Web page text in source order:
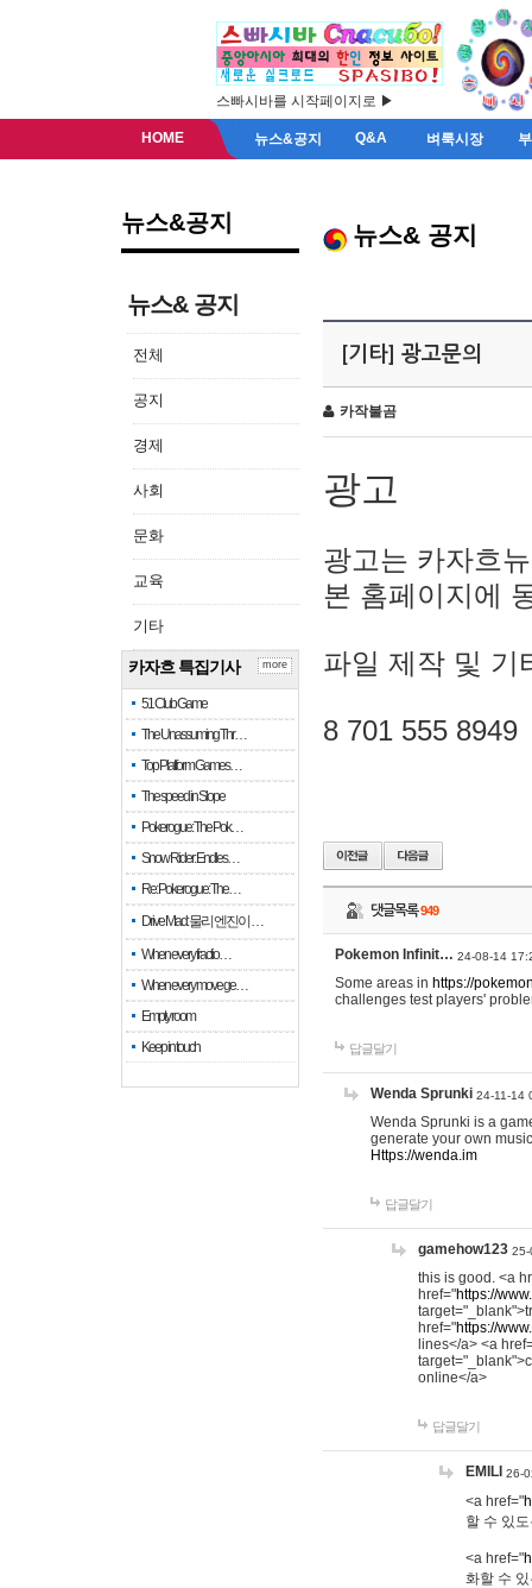
스빠시바를 시작페이지로 ▶
HOME 뉴스&공지 Q&A 벼룩시장
뉴스&공지
뉴스& 공지
전체
공지
경제
사회
문화
교육
기타
카자흐 특집기사
51 Club Game
The Unassuming Thr…
Top Platform Games…
The speed in Slope
Pokerogue: The Pok…
Snow Rider: Endles…
Re: Pokerogue: The…
Drive Mad: 물리 엔진이 …
When every fractio…
When every move ge…
Empty room
Keep in touch
more
뉴스& 공지
[기타] 광고문의
카작불곰
광고
광고는 카자흐
본 홈페이지에
파일 제작 및 기
8 701 555 8949
댓글목록949
Pokemon Infinit… 24-08-14
Some areas in https://
challenges test players'
답글달기
Wenda Sprunki 24-11-14
Wenda Sprunki is a
generate your own
Https://wenda.im
답글달기
gamehow123 25-
this is good. <a
href="https://
href="https://
lines</a> <a
online</a>
답글달기
EMILI 26-
<a href="
할 수 있
<a href="
화할 수